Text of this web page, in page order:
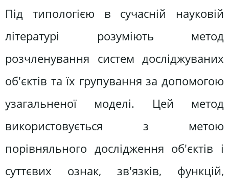
Під типологією в сучасній науковій
літературі розуміють метод
розчленування систем досліджуваних
об'єктів та їх групування за допомогою
узагальненої моделі. Цей метод
використовується з метою
порівняльного дослідження об'єктів і
суттєвих ознак, зв'язків, функцій,